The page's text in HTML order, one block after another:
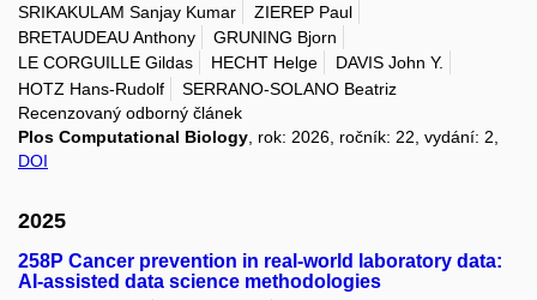
SRIKAKULAM Sanjay Kumar
ZIEREP Paul
BRETAUDEAU Anthony
GRUNING Bjorn
LE CORGUILLE Gildas
HECHT Helge
DAVIS John Y.
HOTZ Hans-Rudolf
SERRANO-SOLANO Beatriz
Recenzovaný odborný článek
Plos Computational Biology , rok: 2026, ročník: 22, vydání: 2,
DOI
2025
258P Cancer prevention in real-world laboratory data:
AI-assisted data science methodologies